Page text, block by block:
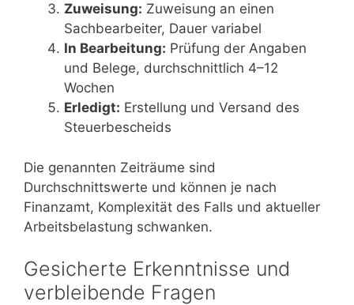
Zuweisung: Zuweisung an einen
Sachbearbeiter, Dauer variabel
In Bearbeitung: Prüfung der Angaben
und Belege, durchschnittlich 4–12
Wochen
Erledigt: Erstellung und Versand des
Steuerbescheids
Die genannten Zeiträume sind
Durchschnittswerte und können je nach
Finanzamt, Komplexität des Falls und aktueller
Arbeitsbelastung schwanken.
Gesicherte Erkenntnisse und
verbleibende Fragen